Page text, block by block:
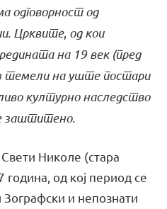
одговорност од
Црквите, од кои
на 19 век (пред
темели на уште постари
културно наследство
заштитено.
Николе (стара
година, од кој период се
Зографски и непознати